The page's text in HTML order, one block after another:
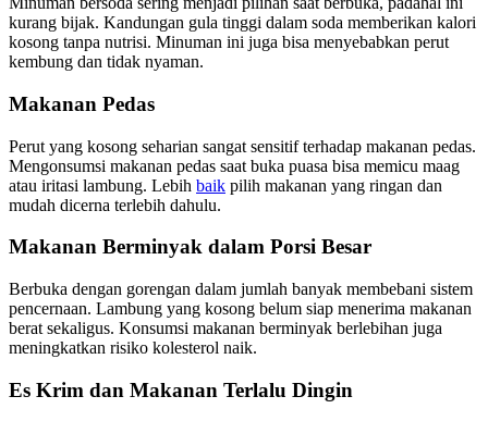
kurang bijak. Kandungan gula tinggi dalam soda memberikan kalori
kosong tanpa nutrisi. Minuman ini juga bisa menyebabkan perut
kembung dan tidak nyaman.
Makanan Pedas
Perut yang kosong seharian sangat sensitif terhadap makanan pedas.
Mengonsumsi makanan pedas saat buka puasa bisa memicu maag
atau iritasi lambung. Lebih baik pilih makanan yang ringan dan
mudah dicerna terlebih dahulu.
Makanan Berminyak dalam Porsi Besar
Berbuka dengan gorengan dalam jumlah banyak membebani sistem
pencernaan. Lambung yang kosong belum siap menerima makanan
berat sekaligus. Konsumsi makanan berminyak berlebihan juga
meningkatkan risiko kolesterol naik.
Es Krim dan Makanan Terlalu Dingin